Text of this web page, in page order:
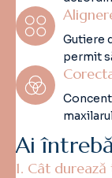
Gutiere
permit
Ai întrebă
Cât